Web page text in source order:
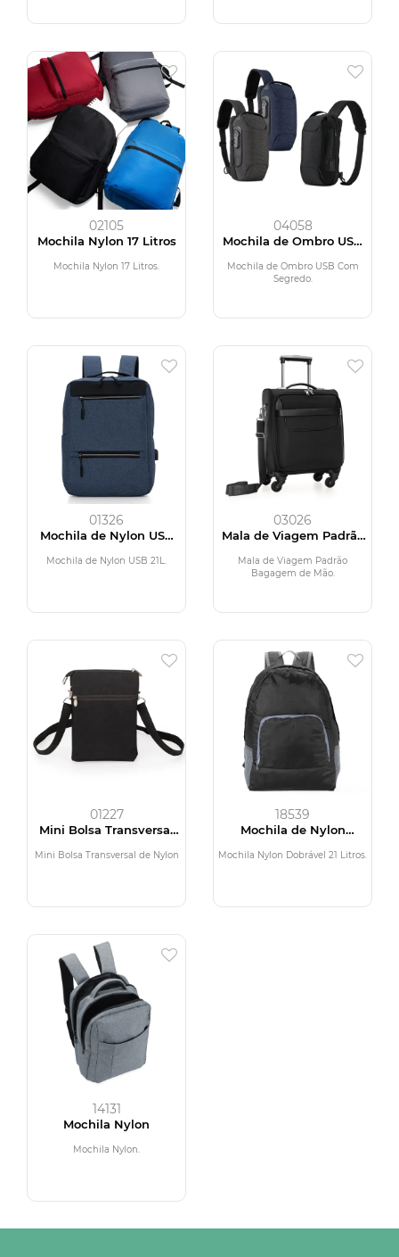
02105
Mochila Nylon 17 Litros
Mochila Nylon 17 Litros.
04058
Mochila de Ombro USB
Mochila de Ombro USB Com
Segredo.
01326
Mochila de Nylon USB
Mochila de Nylon USB 21L.
03026
Mala de Viagem Padrão
Mala de Viagem Padrão
Bagagem de Mão.
01227
Mini Bolsa Transversal
Mini Bolsa Transversal de Nylon
18539
Mochila de Nylon
Mochila Nylon Dobrável 21 Litros.
14131
Mochila Nylon
Mochila Nylon.